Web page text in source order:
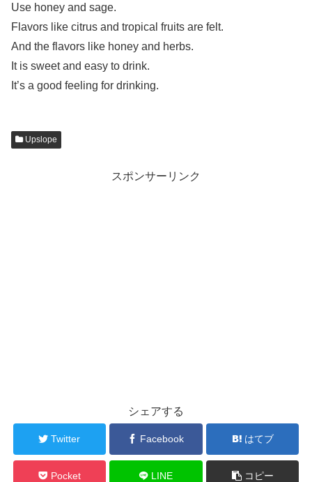
Use honey and sage.
Flavors like citrus and tropical fruits are felt.
And the flavors like honey and herbs.
It is sweet and easy to drink.
It’s a good feeling for drinking.
Upslope
スポンサーリンク
シェアする
Twitter Facebook はてブ
Pocket LINE コピー